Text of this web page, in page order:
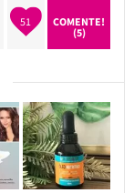
51
COMENTE!
(5)